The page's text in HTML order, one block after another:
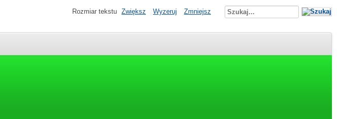
Rozmiar tekstu Zwiększ Wyzeruj Zmniejsz